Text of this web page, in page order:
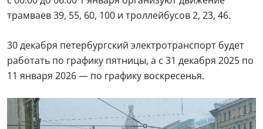
трамваев 39, 55, 60, 100 и троллейбусов 2, 23, 46.
30 декабря петербургский электротранспорт будет
работать по графику пятницы, а с 31 декабря 2025 по
11 января 2026 — по графику воскресенья.